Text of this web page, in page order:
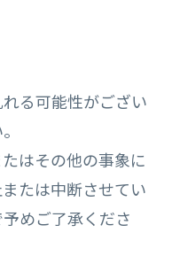
る可能性がござい
はその他の事象に
たは中断させてい
めご了承くださ